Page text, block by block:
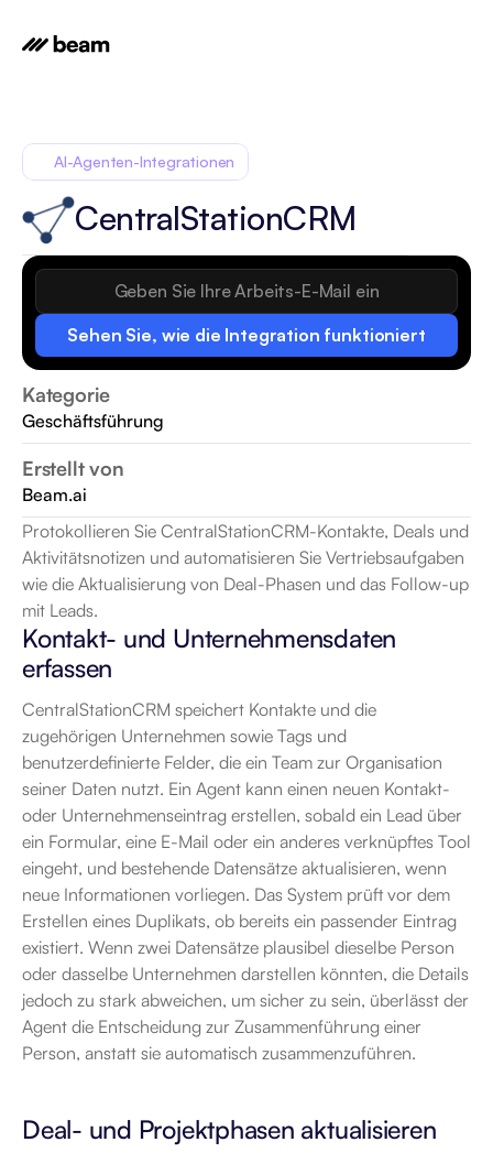
Sehen Sie, wie die Integration funktioniert
Kategorie
Geschäftsführung
Erstellt von
Beam.ai
AI-Agenten-Integrationen
CentralStationCRM
Protokollieren Sie CentralStationCRM-Kontakte, Deals und
Aktivitätsnotizen und automatisieren Sie Vertriebsaufgaben
wie die Aktualisierung von Deal-Phasen und das Follow-up
mit Leads.
Kontakt- und Unternehmensdaten
erfassen
CentralStationCRM speichert Kontakte und die
zugehörigen Unternehmen sowie Tags und
benutzerdefinierte Felder, die ein Team zur Organisation
seiner Daten nutzt. Ein Agent kann einen neuen Kontakt-
oder Unternehmenseintrag erstellen, sobald ein Lead über
ein Formular, eine E-Mail oder ein anderes verknüpftes Tool
eingeht, und bestehende Datensätze aktualisieren, wenn
neue Informationen vorliegen. Das System prüft vor dem
Erstellen eines Duplikats, ob bereits ein passender Eintrag
existiert. Wenn zwei Datensätze plausibel dieselbe Person
oder dasselbe Unternehmen darstellen könnten, die Details
jedoch zu stark abweichen, um sicher zu sein, überlässt der
Agent die Entscheidung zur Zusammenführung einer
Person, anstatt sie automatisch zusammenzuführen.
Deal- und Projektphasen aktualisieren